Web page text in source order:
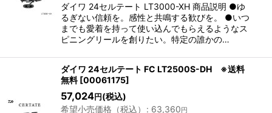
ダイワ 24セルテート LT3000-XH 商品説明 ●ゆ
るぎない信頼を。感性と共鳴する歓びを。 ●いつ
までも愛着を持って使い込んでもらえるようなス
ピニングリールを創りたい。特定の誰かの…
ダイワ 24セルテート FC LT2500S-DH ※送料
無料 [00061175]
57,024円 (税込)
希望小売価格（税込）
: 63,360円